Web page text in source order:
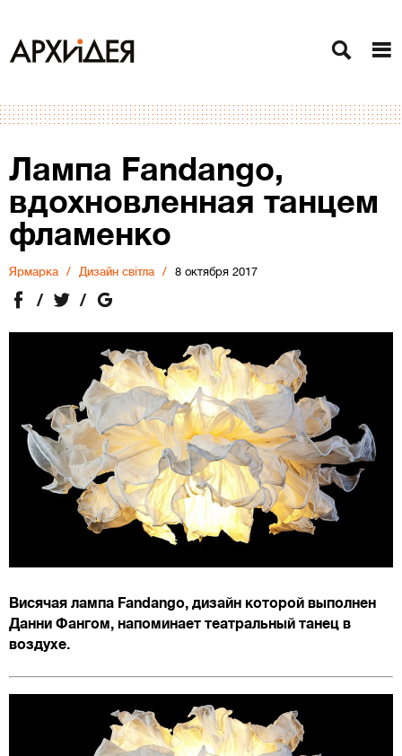
Лампа Fandango,
вдохновленная танцем
фламенко
Ярмарка Дизайн світла 8 октября 2017
Висячая лампа Fandango, дизайн которой выполнен
Данни Фангом, напоминает театральный танец в
воздухе.